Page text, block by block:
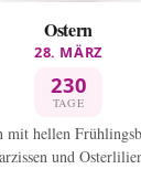
Ostern
28. MÄRZ
230
TAGE
mit hellen
und